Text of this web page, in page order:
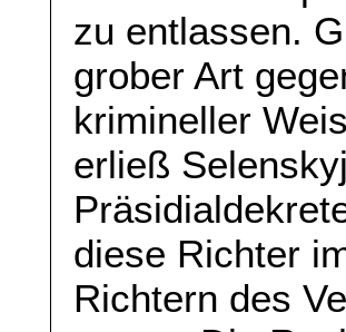
zu entlassen.
grober Art
krimineller
erließ
diese Richter
Richtern des